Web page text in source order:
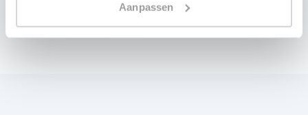
Aanpassen
Zaal huren